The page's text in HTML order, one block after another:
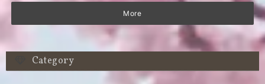
More
Category